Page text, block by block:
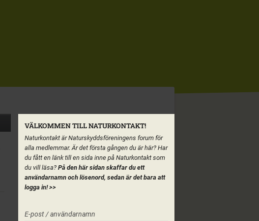
VÄLKOMMEN TILL NATURKONTAKT!
Naturkontakt är Naturskyddsföreningens forum för
alla medlemmar. Är det första gången du är här? Har
du fått en länk till en sida inne på Naturkontakt som
du vill läsa? På den här sidan skaffar du ett
användarnamn och lösenord, sedan är det bara att
logga in!>>
E-post / användarnamn